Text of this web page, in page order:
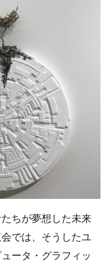
ちが夢想した未来
では、そうしたユ
ータ・グラフィッ